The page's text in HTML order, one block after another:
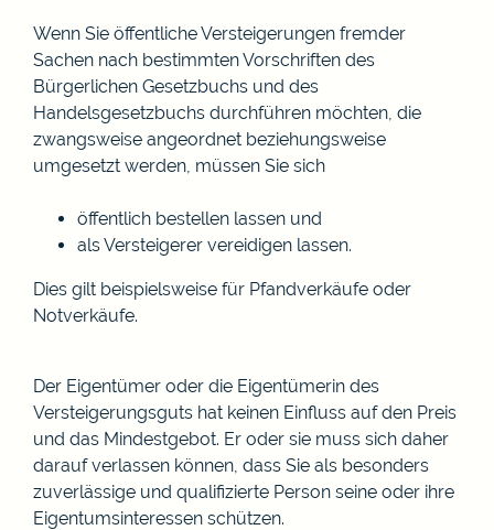
Wenn Sie öffentliche Versteigerungen fremder
Sachen nach bestimmten Vorschriften des
Bürgerlichen Gesetzbuchs und des
Handelsgesetzbuchs durchführen möchten, die
zwangsweise angeordnet beziehungsweise
umgesetzt werden, müssen Sie sich
öffentlich bestellen lassen und
als Versteigerer vereidigen lassen.
Dies gilt beispielsweise für Pfandverkäufe oder
Notverkäufe.
Der Eigentümer oder die Eigentümerin des
Versteigerungsguts hat keinen Einfluss auf den Preis
und das Mindestgebot. Er oder sie muss sich daher
darauf verlassen können, dass Sie als besonders
zuverlässige und qualifizierte Person seine oder ihre
Eigentumsinteressen schützen.